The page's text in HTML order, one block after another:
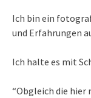
Ich bin ein
und Erfahrungen
Ich halte es mit
“Obgleich die hier